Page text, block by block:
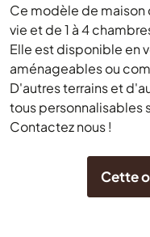
Ce modèle de
vie et de 1 à 4
Elle est disponible en
aménageables ou
D'autres terrains et
tous personnalisables
Contactez nous !
Cette